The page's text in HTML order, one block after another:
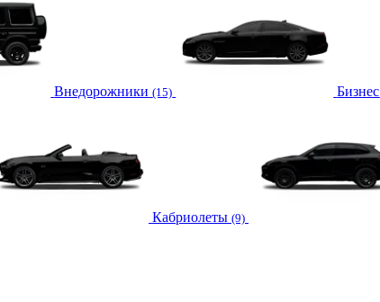
Внедорожники (15) Бизнес
Кабриолеты (9)